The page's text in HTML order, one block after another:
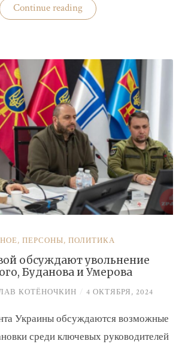
Continue reading«Комитет
ВР
налогов»
, ПЕРСОНЫ, ПОЛИТИКА
обсуждают увольнение
Буданова и Умерова
КОТЁНОЧКИН / 4 ОКТЯБРЯ, 2024
Украины обсуждаются возможные
среди ключевых руководителей